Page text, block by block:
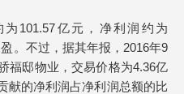
101.57亿元，净利润约为
。不过，据其年报，2016年9
福邸物业，交易价格为4.36亿
献的净利润占净利润总额的比